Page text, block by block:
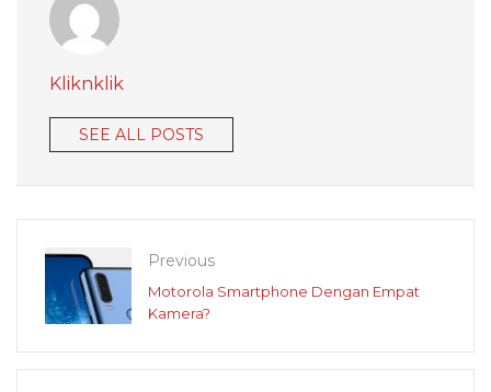
Kliknklik
SEE ALL POSTS
Previous
Motorola Smartphone Dengan Empat
Kamera?